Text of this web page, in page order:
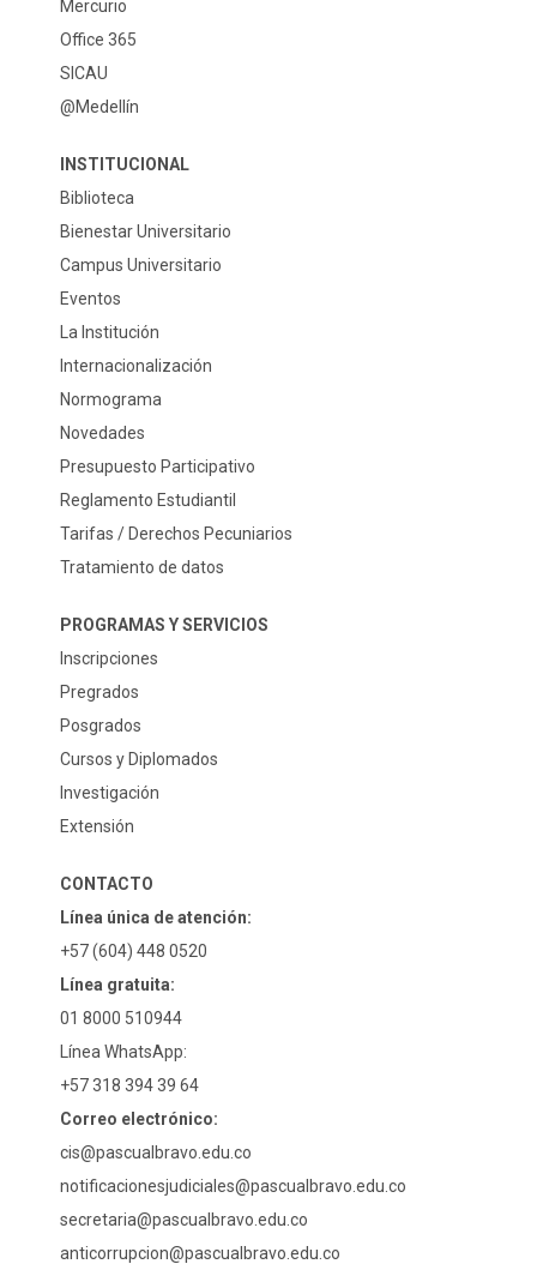
Mercurio
Office 365
SICAU
@Medellín
INSTITUCIONAL
Biblioteca
Bienestar Universitario
Campus Universitario
Eventos
La Institución
Internacionalización
Normograma
Novedades
Presupuesto Participativo
Reglamento Estudiantil
Tarifas / Derechos Pecuniarios
Tratamiento de datos
PROGRAMAS Y SERVICIOS
Inscripciones
Pregrados
Posgrados
Cursos y Diplomados
Investigación
Extensión
CONTACTO
Línea única de atención:
+57 (604) 448 0520
Línea gratuita:
01 8000 510944
Línea WhatsApp:
+57 318 394 39 64
Correo electrónico:
cis@pascualbravo.edu.co
notificacionesjudiciales@pascualbravo.edu.co
secretaria@pascualbravo.edu.co
anticorrupcion@pascualbravo.edu.co